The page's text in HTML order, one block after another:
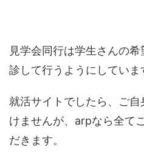
見学会同行は学生さんの
診して行うようにしていま
就活サイトでしたら、ご
けませんが、arpなら全て
だきます。